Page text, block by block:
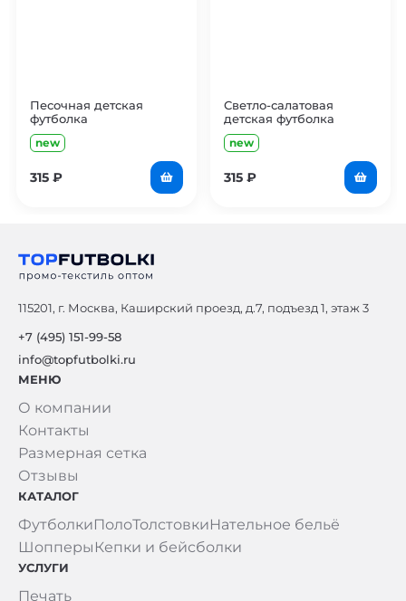
Песочная детская
футболка
new
315 ₽
Светло-салатовая
детская футболка
new
315 ₽
115201, г. Москва, Каширский проезд, д.7, подъезд 1, этаж 3
+7 (495) 151-99-58
info@topfutbolki.ru
МЕНЮ
О компании
Контакты
Размерная сетка
Отзывы
КАТАЛОГ
ФутболкиПолоТолстовкиНательное бельё
Шопперы Кепки и бейсболки
УСЛУГИ
Печать